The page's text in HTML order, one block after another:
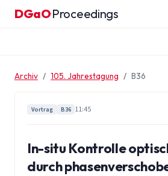
Zum Inhalt springen
DGaO·Proceedings
Archiv 105. Jahrestagung B36
Vortrag B36 11:45
In-situ Kontrolle
durch